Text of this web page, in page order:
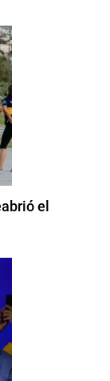
el